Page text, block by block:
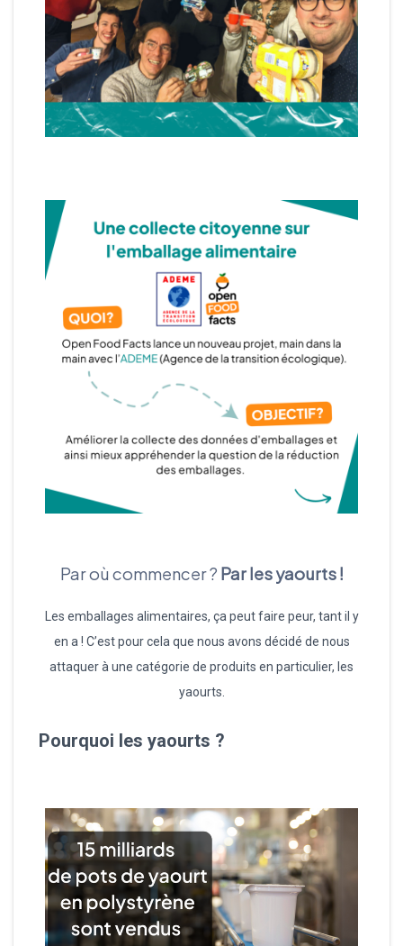
Par où commencer ? Par les yaourts !
Les emballages alimentaires, ça peut faire peur, tant il y
en a ! C’est pour cela que nous avons décidé de nous
attaquer à une catégorie de produits en particulier, les
yaourts.
Pourquoi les yaourts ?